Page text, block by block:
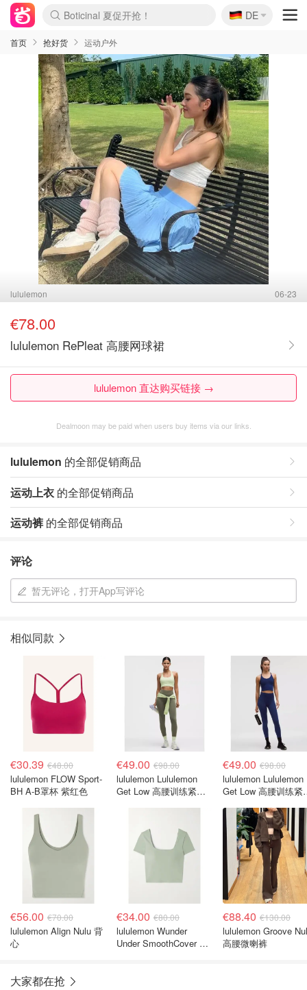
4折！lulu周四疯狂上新
还没结束！&OtherStories大促
Joybuy变相75折 随时失效
速领！Stanley独家85折
疑似霸哥！Camper额外叠85折
Zalando 奥莱闪促！每日更新
Moncler反季囤！5折起+叠9折
Coach Brooklyn仅€192
🇩🇪
DE
首页 抢好货 运动户外
lululemon 06-23
€78.00
lululemon RePleat 高腰网球裙
lululemon 直达购买链接 →
Dealmoon may be paid when users buy items via our links.
lululemon 的全部促销商品
运动上衣 的全部促销商品
运动裤 的全部促销商品
评论
暂无评论，打开App写评论
相似同款
€30.39 €48.00
lululemon FLOW Sport-
BH A-B罩杯 紫红色
€49.00 €98.00
lululemon Lululemon
Get Low 高腰训练紧身
€49.00 €98.00
lululemon Lululemon
Get Low 高腰训练紧
€56.00 €70.00
lululemon Align Nulu 背
心
€34.00 €80.00
lululemon Wunder
Under SmoothCover 短
€88.40 €130.00
lululemon Groove
高腰微喇裤
大家都在抢